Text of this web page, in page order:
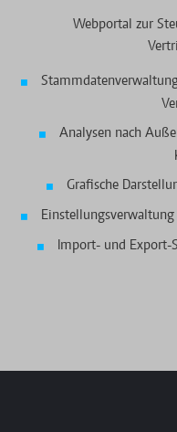
Webportal zur
Analysen nach
Grafische
Einstellungsverwaltung
Import- und Export-